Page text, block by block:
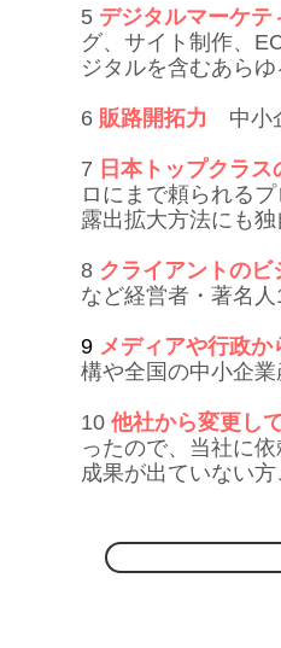
5 デジタルマーケテ
グ、サイト制作、
ジタルを含むあら
6 販路開拓力 中小
7 日本トップクラ
ロにまで頼られる
露出拡大方法にも
8 クライアントの
など経営者・著名
9 メディアや行政か
構や全国の中小企
10 他社から変更し
ったので、当社に
成果が出ていない